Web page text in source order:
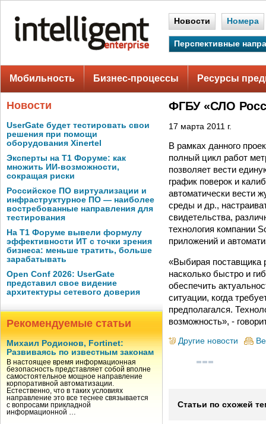
Новости Номера
Перспективные
Мобильность Бизнес-процессы Ресурсы
Новости
UserGate будет тестировать свои
решения при помощи
оборудования Xinertel
Эксперты на Т1 Форуме: как
множить ИИ-возможности,
сокращая риски
Российское ПО виртуализации и
инфраструктурное ПО — наиболее
востребованные направления для
тестирования
На Т1 Форуме вывели формулу
эффективности ИТ с точки зрения
бизнеса: меньше тратить, больше
зарабатывать
Open Conf 2026: UserGate
представил свое видение
архитектуры сетевого доверия
Рекомендуемые статьи
Михаил Родионов, Fortinet:
Развиваясь по известным законам
В настоящее время информационная
безопасность представляет собой вполне
самостоятельное мощное направление
корпоративной автоматизации.
Естественно, что в таких условиях
направление это все теснее связывается
с вопросами прикладной
информационной …
ФГБУ «СЛО
17 марта 2011 г.
В рамках данного
полный цикл работ
позволяет вести
график поверок и
автоматически вести
среды и др.,
свидетельства,
технология компании
приложений и
«Выбирая поставщика
насколько быстро и
обеспечить
ситуации, когда
предполагался.
возможность», -
Другие новости
Статьи по схожей